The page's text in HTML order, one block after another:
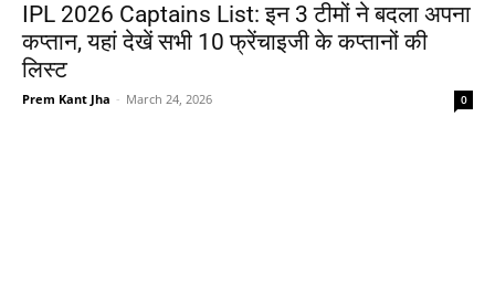
IPL 2026 Captains List: इन 3 टीमों ने बदला अपना
कप्तान, यहां देखें सभी 10 फ्रेंचाइजी के कप्तानों की
लिस्ट
Prem Kant Jha - March 24, 2026 0